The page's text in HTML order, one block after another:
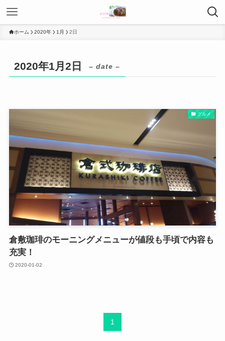
ホーム 2020年 1月 2日
2020年1月2日 – date –
グルメ
倉敷珈琲のモーニングメニューが値段も手頃で内容も
充実！
2020-01-02
1